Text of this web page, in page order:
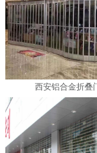
西安铝合金折叠